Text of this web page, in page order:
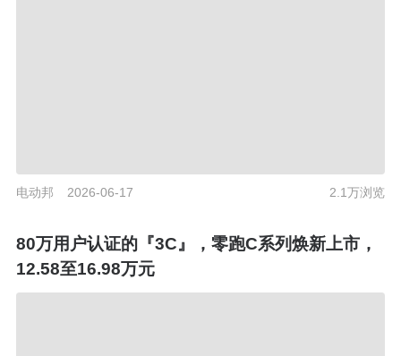
电动邦 2026-06-17 2.1万浏览
80万用户认证的『3C』，零跑C系列焕新上市，
12.58至16.98万元